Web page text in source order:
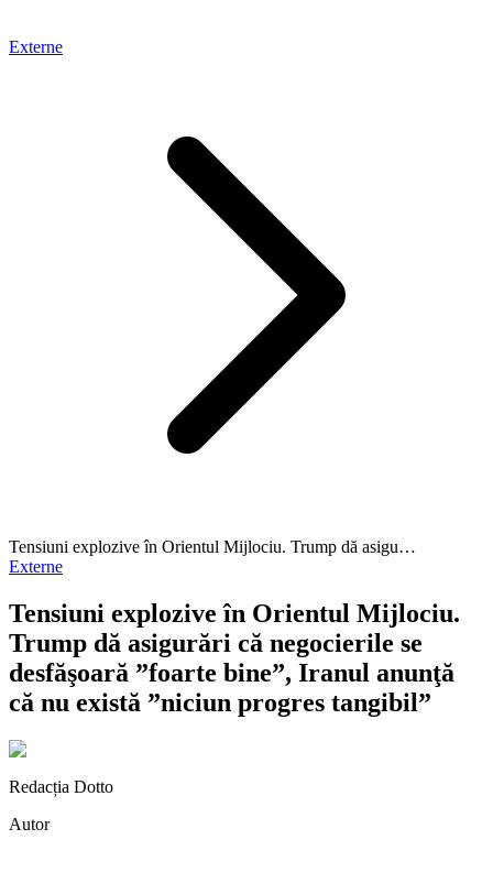
Externe
Tensiuni explozive în Orientul Mijlociu. Trump dă asigu…
Externe
Tensiuni explozive în Orientul Mijlociu.
Trump dă asigurări că negocierile se
desfăşoară ”foarte bine”, Iranul anunţă
că nu există ”niciun progres tangibil”
Redacția Dotto
Autor